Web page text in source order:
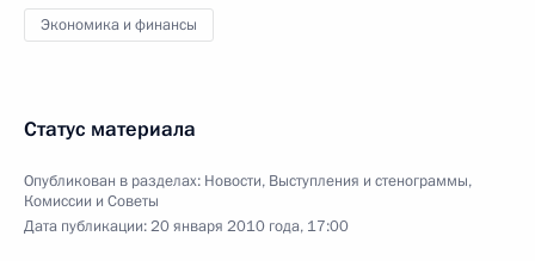
Экономика и финансы
Статус материала
Опубликован в разделах: Новости, Выступления и стенограммы,
Комиссии и Советы
Дата публикации:20 января 2010 года, 17:00